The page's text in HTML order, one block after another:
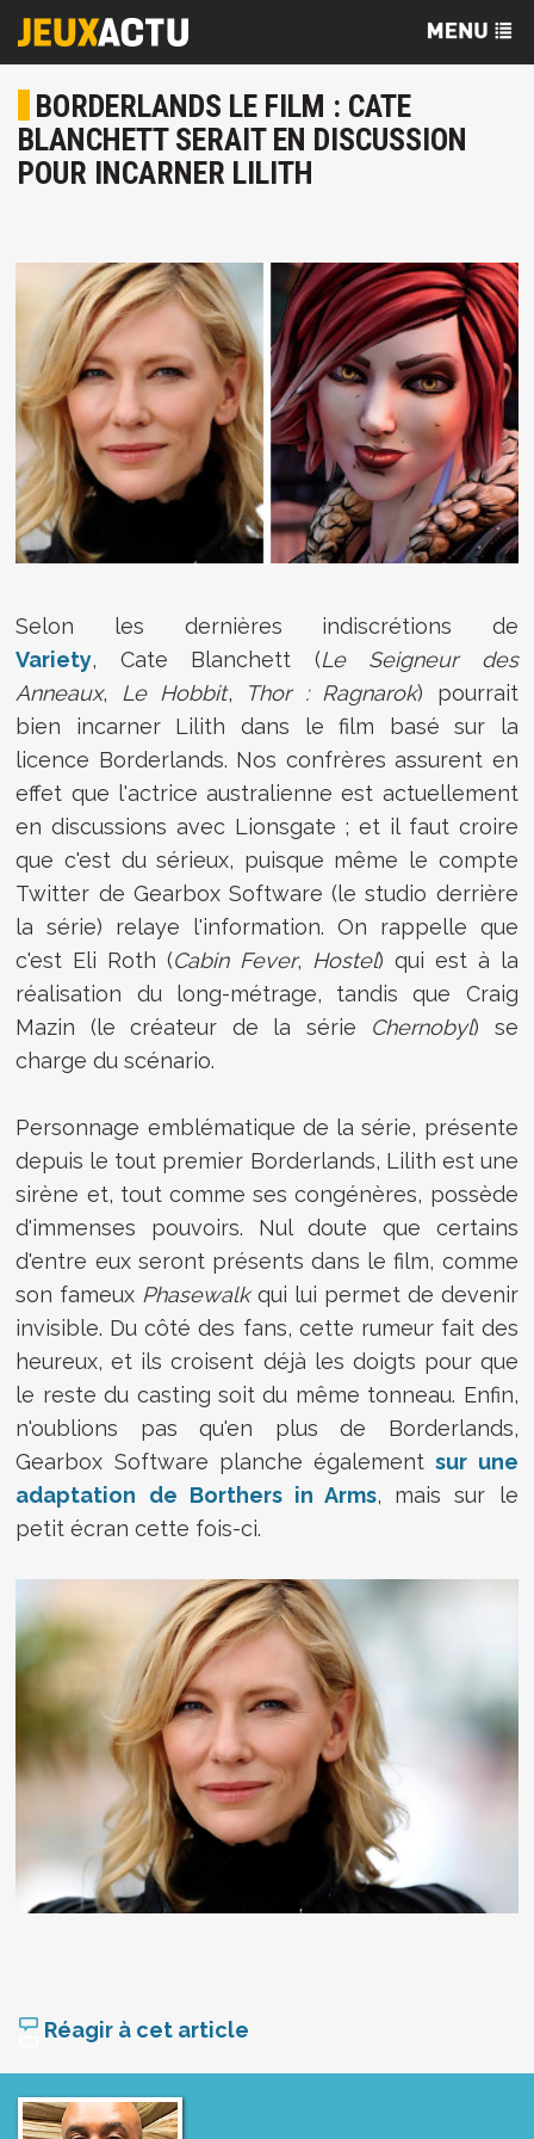
BORDERLANDS LE FILM : CATE
BLANCHETT SERAIT EN DISCUSSION
POUR INCARNER LILITH
Selon les dernières indiscrétions de
Variety, Cate Blanchett (Le Seigneur des
Anneaux, Le Hobbit, Thor : Ragnarok) pourrait
bien incarner Lilith dans le film basé sur la
licence Borderlands. Nos confrères assurent en
effet que l'actrice australienne est actuellement
en discussions avec Lionsgate ; et il faut croire
que c'est du sérieux, puisque même le compte
Twitter de Gearbox Software (le studio derrière
la série) relaye l'information. On rappelle que
c'est Eli Roth (Cabin Fever, Hostel) qui est à la
réalisation du long-métrage, tandis que Craig
Mazin (le créateur de la série Chernobyl) se
charge du scénario.
Personnage emblématique de la série, présente
depuis le tout premier Borderlands, Lilith est une
sirène et, tout comme ses congénères, possède
d'immenses pouvoirs. Nul doute que certains
d'entre eux seront présents dans le film, comme
son fameux Phasewalkqui lui permet de devenir
invisible. Du côté des fans, cette rumeur fait des
heureux, et ils croisent déjà les doigts pour que
le reste du casting soit du même tonneau. Enfin,
n'oublions pas qu'en plus de Borderlands,
Gearbox Software planche égalementsur une
adaptation de Borthers in Arms, mais sur le
petit écran cette fois-ci.
Réagir à cet article